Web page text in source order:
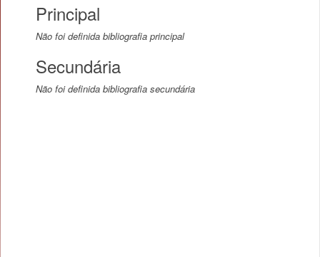
Principal
Não foi definida bibliografia principal
Secundária
Não foi definida bibliografia secundária